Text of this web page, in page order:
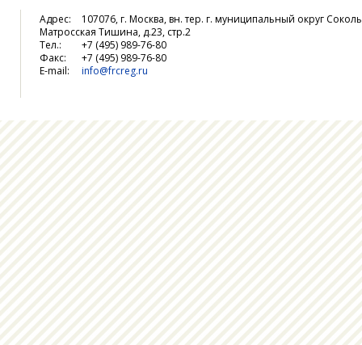
Адрес:
107076, г. Москва, вн. тер. г. муниципальный округ
Матросская Тишина, д.23, стр.2
Тел.:
+7 (495) 989-76-80
Факс:
+7 (495) 989-76-80
E-mail:
info@frcreg.ru